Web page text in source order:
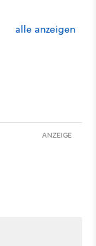
alle anzeigen
ANZEIGE